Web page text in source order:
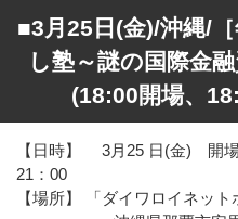
■3月25日(金)/沖縄/
し塾～謎の国際金
(18:00開場、
【日時】 3月25 日(金) 開場
21：00
【場所】 「ダイワロイネッ